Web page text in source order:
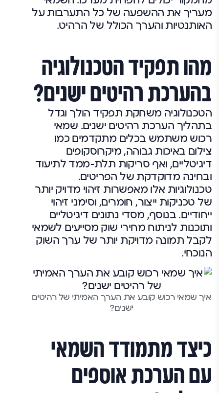
מעריך את ההשפעה של כל התערבות על
האותנטיות והערך הכולל של הרהיט.
מהו תפקיד הטכנולוגיה
בהערכת רהיטים ישנים?
הטכנולוגיה משחקת תפקיד הולך וגדל
בתהליך הערכת רהיטים ישנים. שמאי
רכוש משתמש בכלים מתקדמים כמו
צילום באיכות גבוהה, מיקרוסקופים
דיגיטליים, ואף סריקות תלת-ממד לתיעוד
ובחינה מדוקדקת של הפריטים.
טכנולוגיות אלו מאפשרות זיהוי מדויק יותר
של טכניקות ייצור, חומרים, וסימני זיהוי
ייחודיים. בנוסף, מסדי נתונים דיגיטליים
ותוכנות לניתוח מחירי שוק מסייעים לשמאי
לקבל תמונה מדויקת יותר של ערך השוק
הנוכחי.
איך שמאי רכוש קובע את הערך האמיתי של רהיטים
ישנים?
כיצד מתמודד השמאי
עם הערכת אוספים